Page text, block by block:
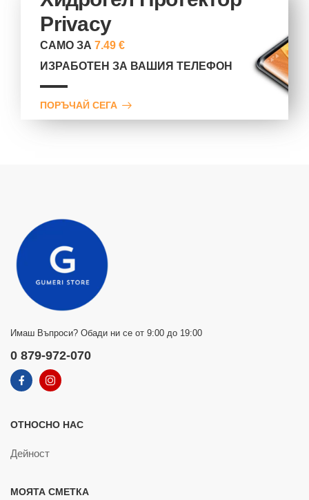
Privacy
САМО ЗА7.49 €
ИЗРАБОТЕН ЗА ВАШИЯ ТЕЛЕФОН
ПОРЪЧАЙ СЕГА
Имаш Въпроси? Обади ни се от 9:00 до 19:00
0 879-972-070
ОТНОСНО НАС
Дейност
МОЯТА СМЕТКА